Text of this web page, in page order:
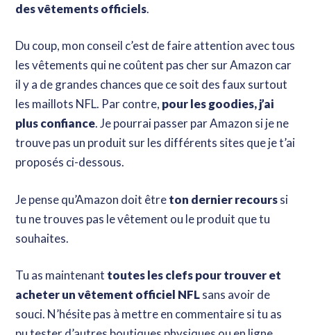
des vêtements officiels.
Du coup, mon conseil c’est de faire attention avec tous
les vêtements qui ne coûtent pas cher sur Amazon car
il y a de grandes chances que ce soit des faux surtout
les maillots NFL. Par contre, pour les goodies, j’ai
plus confiance. Je pourrai passer par Amazon si je ne
trouve pas un produit sur les différents sites que je t’ai
proposés ci-dessous.
Je pense qu’Amazon doit êtreton dernier recourssi
tu ne trouves pas le vêtement ou le produit que tu
souhaites.
Tu as maintenant toutes les clefs pour trouver et
acheter un vêtement officiel NFLsans avoir de
souci. N’hésite pas à mettre en commentaire si tu as